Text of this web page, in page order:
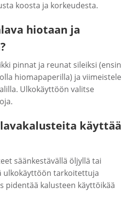
koosta ja korkeudesta.
hiotaan ja
pinnat ja reunat sileiksi (ensin
hiomapaperilla) ja viimeistele
Ulkokäyttöön valitse
käyttää
säänkestävällä öljyllä tai
ulkokäyttöön tarkoitettuja
pidentää kalusteen käyttöikää